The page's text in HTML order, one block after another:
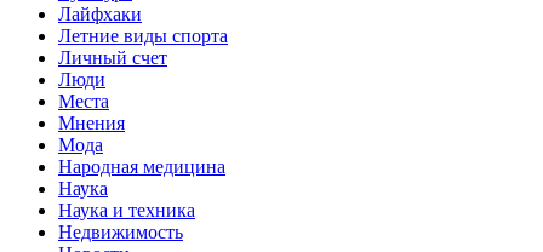
Лайфхаки
Летние виды спорта
Личный счет
Люди
Места
Мнения
Мода
Народная медицина
Наука
Наука и техника
Недвижимость